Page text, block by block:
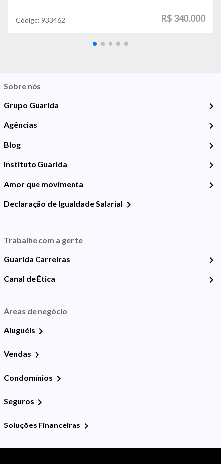
Código: 933462 R$ 340.000
Sobre nós
Grupo Guarida
Agências
Blog
Instituto Guarida
Amor que movimenta
Declaração de Igualdade Salarial
Trabalhe com a gente
Guarida Carreiras
Canal de Ética
Áreas de negócio
Aluguéis
Vendas
Condomínios
Seguros
Soluções Financeiras